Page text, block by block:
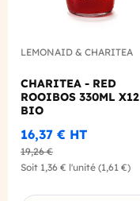
LEMONAID & CHARITEA
CHARITEA - RED
ROOIBOS 330ML X12
BIO
16,37 € HT
19,26 €
Soit 1,36 € l'unité (1,61 €)